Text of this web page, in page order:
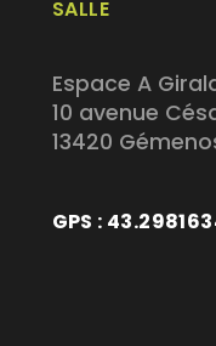
SALLE
Espace A
10 avenue
13420
GPS :